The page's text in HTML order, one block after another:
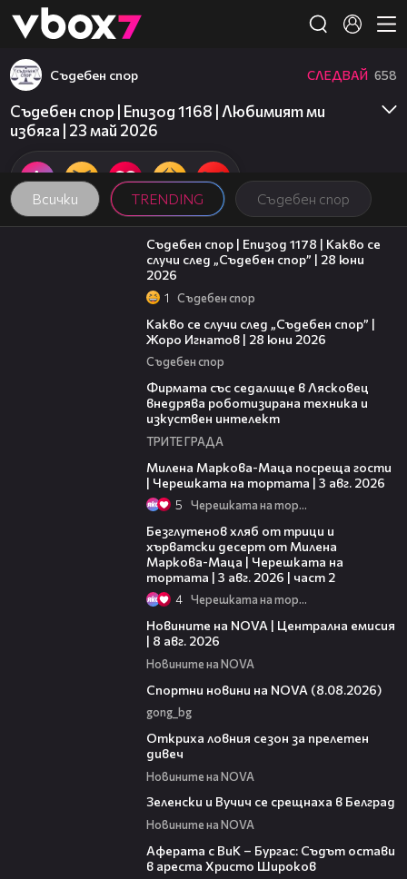
👾
Всички TRENDING Съдебен спор
Съдебен спор СЛЕДВАЙ 658
Съдебен спор | Епизод 1168 | Любимият ми
избяга | 23 май 2026
47:02
Съдебен спор | Епизод 1178 | Какво се
случи след „Съдебен спор” | 28 юни
2026
1 Съдебен спор
Какво се случи след „Съдебен спор” |
Жоро Игнатов | 28 юни 2026
Съдебен спор
Фирмата със седалище в Лясковец
внедрява роботизирана техника и
изкуствен интелект
ТРИТЕ ГРАДА
Милена Маркова-Маца посреща гости
| Черешката на тортата | 3 авг. 2026
5 Черешката на тортата
Безглутенов хляб от трици и
хърватски десерт от Милена
Маркова-Маца | Черешката на
тортата | 3 авг. 2026 | част 2
4 Черешката на тортата
Новините на NOVA | Централна емисия
| 8 авг. 2026
Новините на NOVA
Спортни новини на NOVA (8.08.2026)
gong_bg
Откриха ловния сезон за прелетен
дивеч
Новините на NOVA
Зеленски и Вучич се срещнаха в Белград
Новините на NOVA
Аферата с ВиК – Бургас: Съдът остави
в ареста Христо Широков